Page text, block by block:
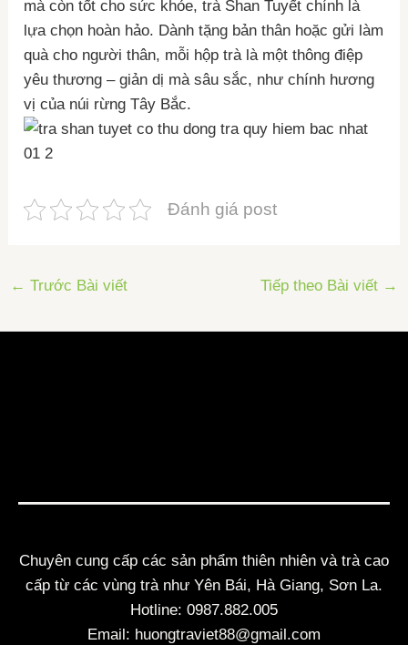
mà còn tốt cho sức khỏe, trà Shan Tuyết chính là
lựa chọn hoàn hảo. Dành tặng bản thân hoặc gửi làm
quà cho người thân, mỗi hộp trà là một thông điệp
yêu thương – giản dị mà sâu sắc, như chính hương
vị của núi rừng Tây Bắc.
Đánh giá post
← Trước Bài viết Tiếp theo Bài viết →
Chuyên cung cấp các sản phẩm thiên nhiên và trà cao
cấp từ các vùng trà như Yên Bái, Hà Giang, Sơn La.
Hotline: 0987.882.005
Email: huongtraviet88@gmail.com